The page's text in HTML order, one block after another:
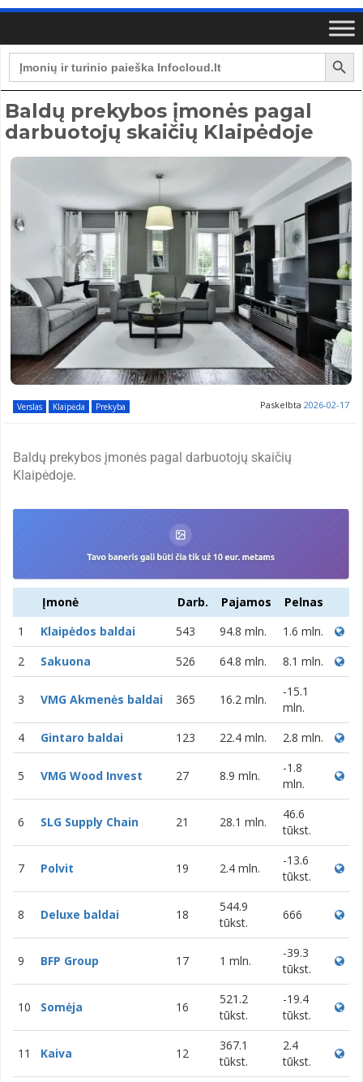
Search
for:
Search Button
Baldų prekybos įmonės pagal
darbuotojų skaičių Klaipėdoje
Verslas Klaipėda Prekyba Paskelbta 2026-02-17
Baldų prekybos įmonės pagal darbuotojų skaičių
Klaipėdoje.
Įmonė Darb. Pajamos
Pelnas
1
Klaipėdos baldai 543 94.8 mln.
1.6 mln.
2
Sakuona 526 64.8 mln. 8.1 mln.
3 VMG Akmenės baldai 365 16.2 mln.
-15.1
mln.
4
Gintaro baldai 123 22.4 mln. 2.8 mln.
5 VMG Wood Invest 27 8.9 mln.
-1.8
mln.
6 SLG Supply Chain 21 28.1 mln.
46.6
tūkst.
7 Polvit 19 2.4 mln.
-13.6
tūkst.
8 Deluxe baldai 18
544.9
tūkst.
666
9 BFP Group 17 1 mln.
-39.3
tūkst.
10 Somėja 16
521.2
tūkst.
-19.4
tūkst.
11 Kaiva 12
367.1
tūkst.
2.4
tūkst.